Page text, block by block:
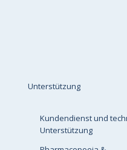
Unterstützung
Kundendienst und
Unterstützung